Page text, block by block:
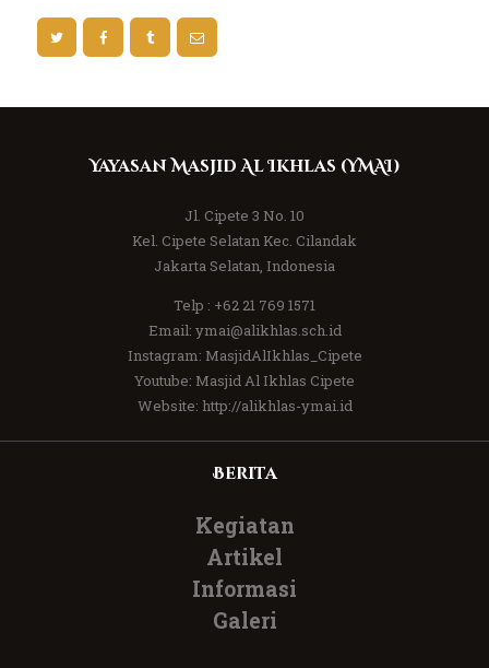
Yayasan Masjid Al Ikhlas (YMAI)
Jl. Cipete 3 No. 10
Kel. Cipete Selatan Kec. Cilandak
Jakarta Selatan, Indonesia
Telp : +62 21 769 1571
Email: ymai@alikhlas.sch.id
Instagram: MasjidAlIkhlas_Cipete
Youtube: Masjid Al Ikhlas Cipete
Website: http://alikhlas-ymai.id
Berita
Kegiatan
Artikel
Informasi
Galeri